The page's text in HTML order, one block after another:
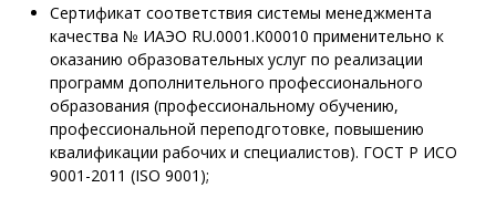
Сертификат соответствия системы менеджмента
качества № ИАЭО RU.0001.К00010 применительно к
оказанию образовательных услуг по реализации
программ дополнительного профессионального
образования (профессиональному обучению,
профессиональной переподготовке, повышению
квалификации рабочих и специалистов). ГОСТ Р ИСО
9001-2011 (ISO 9001);